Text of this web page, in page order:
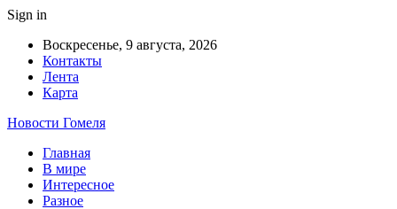
Sign in
Воскресенье, 9 августа, 2026
Контакты
Лента
Карта
Новости Гомеля
Главная
В мире
Интересное
Разное